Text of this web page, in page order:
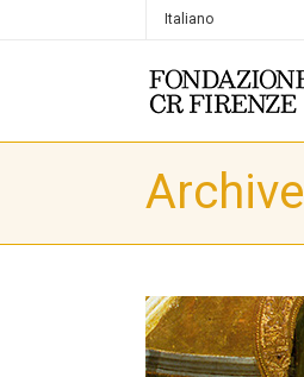
Italiano
Archive